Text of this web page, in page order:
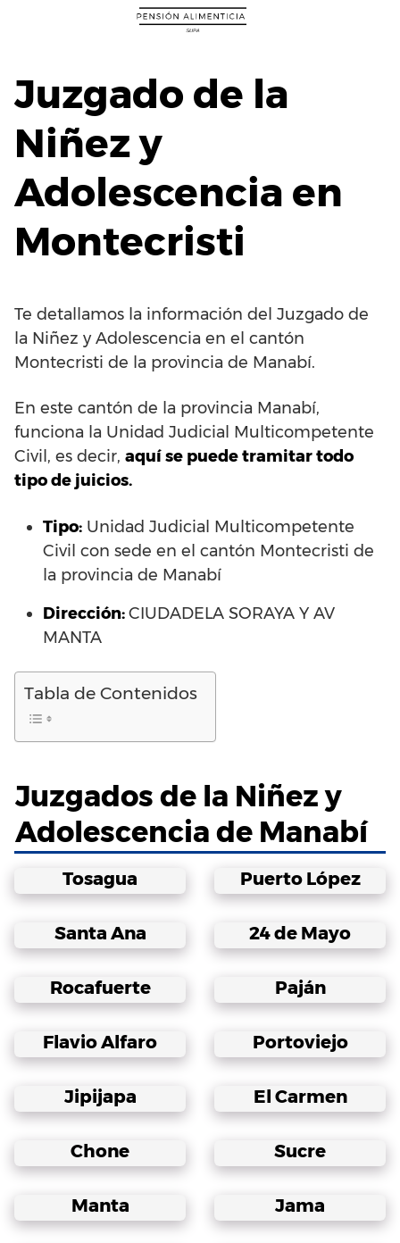
Juzgado de la
Niñez y
Adolescencia en
Montecristi
Te detallamos la información del Juzgado de
la Niñez y Adolescencia en el cantón
Montecristi de la provincia de Manabí.
En este cantón de la provincia Manabí,
funciona la Unidad Judicial Multicompetente
Civil, es decir, aquí se puede tramitar todo
tipo de juicios.
Tipo: Unidad Judicial Multicompetente
Civil con sede en el cantón Montecristi de
la provincia de Manabí
Dirección:CIUDADELA SORAYA Y AV
MANTA
Tabla de Contenidos
Juzgados de la Niñez y
Adolescencia de Manabí
Tosagua Puerto López
Santa Ana 24 de Mayo
Rocafuerte Paján
Flavio Alfaro Portoviejo
Jipijapa El Carmen
Chone Sucre
Manta Jama